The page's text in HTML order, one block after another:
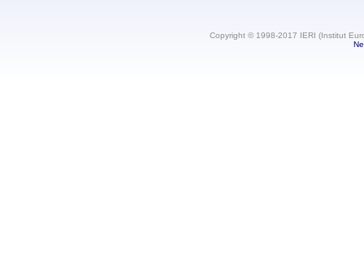
Copyright © 1998-2017 IERI (Institut